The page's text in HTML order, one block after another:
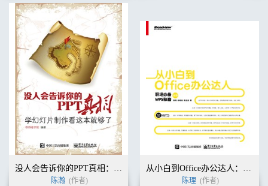
2.5 完美结尾页 / 82
第3章 PPT排版独门绝技
3.1 文字创意排版技巧 / 84
1. 引号设计 / 84
2. 零散元素设计 / 85
3. 括号设计 / 86
4. 利用图标排序 / 87
5. 变换图形透明度 / 88
6. 镂空反衬 / 89
7. 模块设计 / 90
8. 线框修饰 / 91
9. 文字叠加设计 / 93
10. 利用交界 / 93
11. 文字大小夸张对比 / 94
12. 文字粗细对比 / 95
没人会告诉你的PPT真相：学幻灯片制作看这本就够了
陈瀚 (作者)
从小白到Office办公达人：职场必备WPS秘籍（全彩）
陈理 (作者)